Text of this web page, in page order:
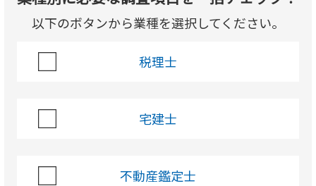
以下のボタンから業種を選択してください。
税理士
宅建士
不動産鑑定士